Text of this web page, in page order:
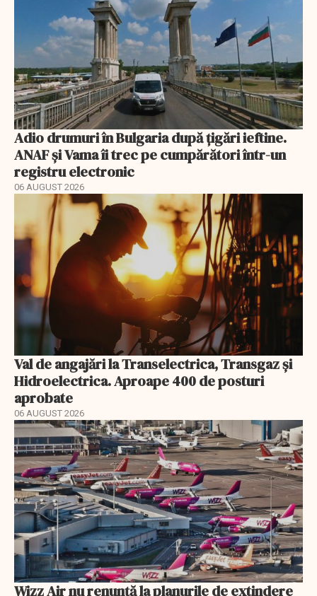
Adio drumuri în Bulgaria după țigări ieftine.
ANAF și Vama îi trec pe cumpărători într-un
registru electronic
06 AUGUST 2026
Val de angajări la Transelectrica, Transgaz și
Hidroelectrica. Aproape 400 de posturi
aprobate
06 AUGUST 2026
Wizz Air nu renunță la planurile de extindere